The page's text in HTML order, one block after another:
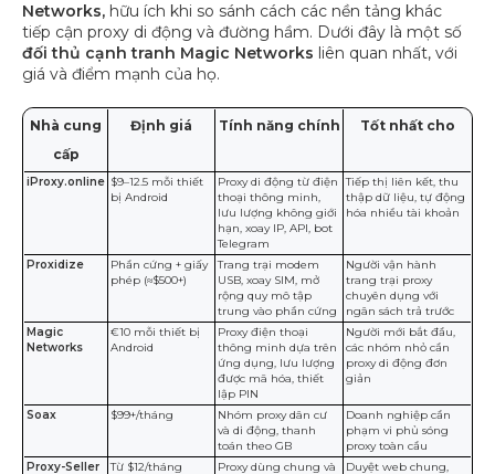
Networks, hữu ích khi so sánh cách các nền tảng khác
tiếp cận proxy di động và đường hầm. Dưới đây là một số
đối thủ cạnh tranh Magic Networks liên quan nhất, với
giá và điểm mạnh của họ.
Nhà cung
cấp
Định giá Tính năng chính Tốt nhất cho
iProxy.online $9–12.5 mỗi thiết
bị Android
Proxy di động từ điện
thoại thông minh,
lưu lượng không giới
hạn, xoay IP, API, bot
Telegram
Tiếp thị liên kết, thu
thập dữ liệu, tự động
hóa nhiều tài khoản
Proxidize
Phần cứng + giấy
phép (≈$500+)
Trang trại modem
USB, xoay SIM, mở
rộng quy mô tập
trung vào phần cứng
Người vận hành
trang trại proxy
chuyên dụng với
ngân sách trả trước
Magic
Networks
€10 mỗi thiết bị
Android
Proxy điện thoại
thông minh dựa trên
ứng dụng, lưu lượng
được mã hóa, thiết
lập PIN
Người mới bắt đầu,
các nhóm nhỏ cần
proxy di động đơn
giản
Soax $99+/tháng
Nhóm proxy dân cư
và di động, thanh
toán theo GB
Doanh nghiệp cần
phạm vi phủ sóng
proxy toàn cầu
Proxy-Seller
Từ $12/tháng Proxy dùng chung và Duyệt web chung,